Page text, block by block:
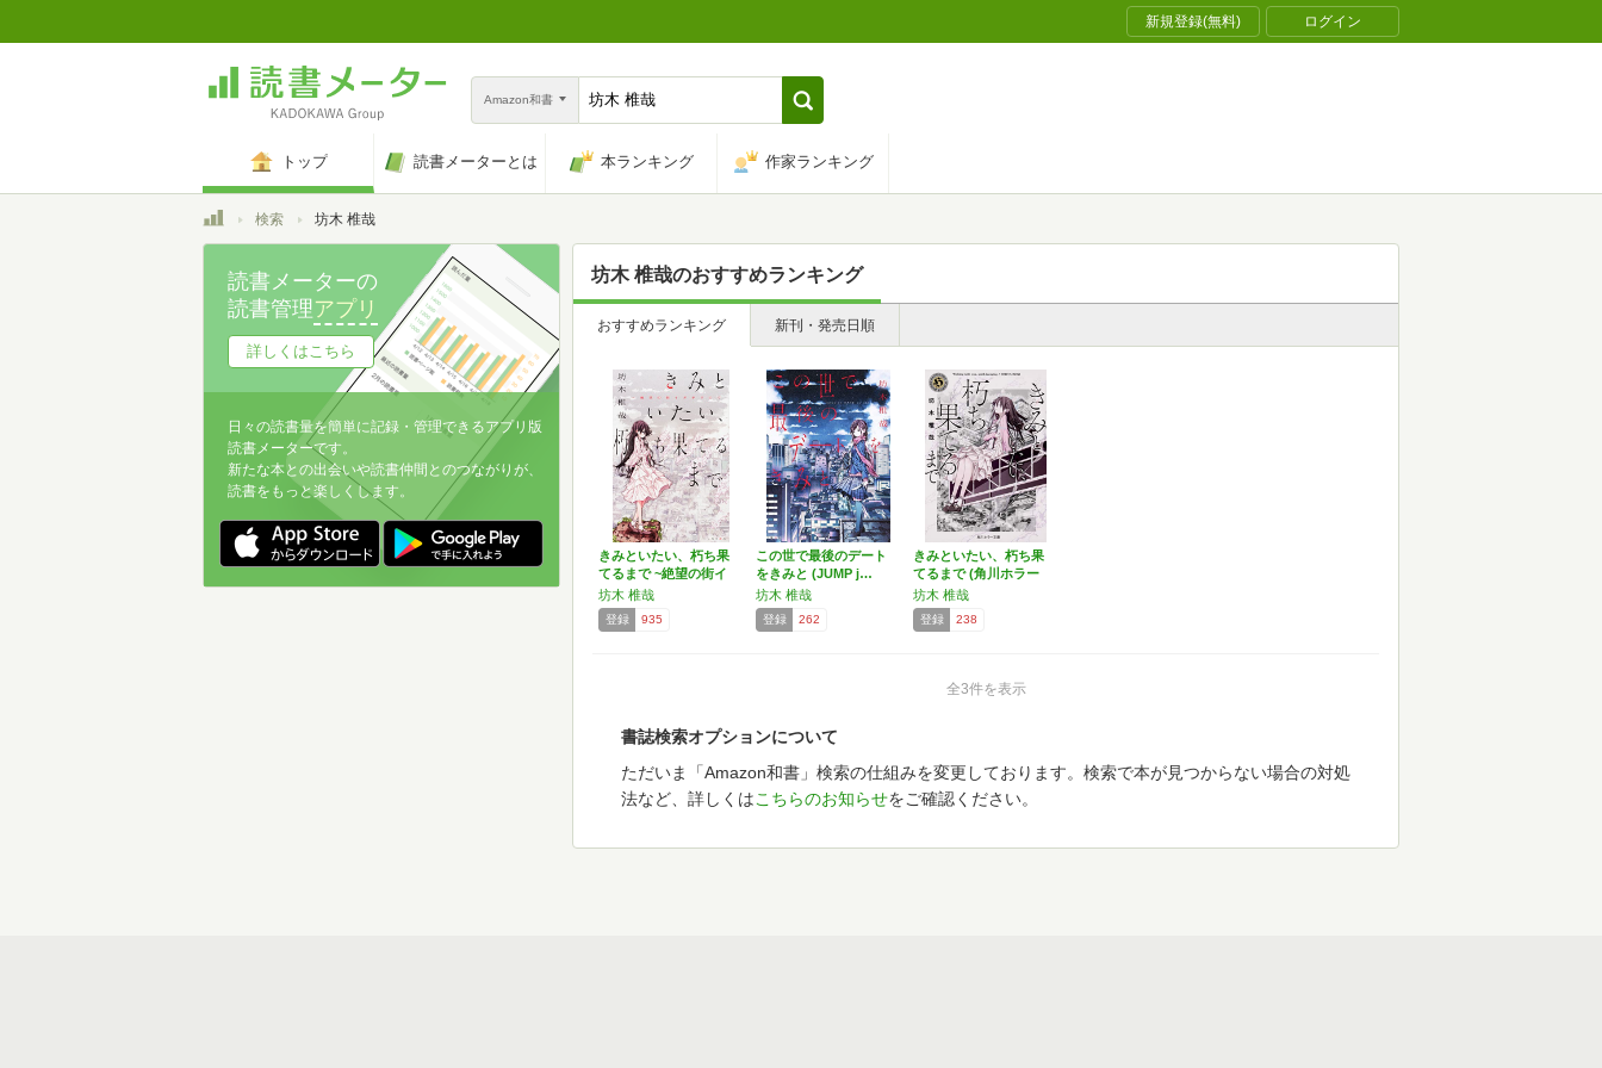
新規登録(無料) ログイン
Amazon和書
トップ 読書メーターとは 本ランキング 作家ランキング
トップ検索 坊木 椎哉
坊木 椎哉のおすすめランキング
おすすめランキング 新刊・発売日順
きみといたい、朽ち果
てるまで ~絶望の街イ
タ…
坊木 椎哉
登録 935
この世で最後のデート
をきみと (JUMP j…
坊木 椎哉
登録 262
きみといたい、朽ち果
てるまで (角川ホラー
文…
坊木 椎哉
登録 238
全3件を表示
書誌検索オプションについて
ただいま「Amazon和書」検索の仕組みを変更しております。検索で本が見つからない場合の対処
法など、詳しくはこちらのお知らせをご確認ください。
読書メーターの
読書管理アプリ
詳しくはこちら
日々の読書量を簡単に記録・管理できるアプリ版
読書メーターです。
新たな本との出会いや読書仲間とのつながりが、
読書をもっと楽しくします。